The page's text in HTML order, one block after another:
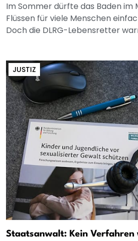
Im Sommer dürfte das Baden im
Flüssen für viele Menschen
Doch die DLRG-Lebensretter
JUSTIZ
Staatsanwalt: Kein Verfahren